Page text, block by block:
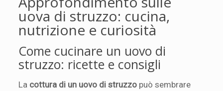
uova di struzzo: cucina,
nutrizione e curiosità
Come cucinare un uovo di
struzzo: ricette e consigli
La cottura di un uovo di struzzo può sembrare